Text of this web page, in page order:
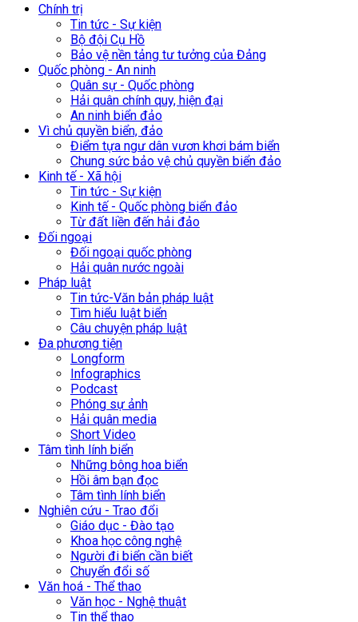
Chính trị
Tin tức - Sự kiện
Bộ đội Cụ Hồ
Bảo vệ nền tảng tư tưởng của Đảng
Quốc phòng - An ninh
Quân sự - Quốc phòng
Hải quân chính quy, hiện đại
An ninh biển đảo
Vì chủ quyền biển, đảo
Điểm tựa ngư dân vươn khơi bám biển
Chung sức bảo vệ chủ quyền biển đảo
Kinh tế - Xã hội
Tin tức - Sự kiện
Kinh tế - Quốc phòng biển đảo
Từ đất liền đến hải đảo
Đối ngoại
Đối ngoại quốc phòng
Hải quân nước ngoài
Pháp luật
Tin tức-Văn bản pháp luật
Tìm hiểu luật biển
Câu chuyện pháp luật
Đa phương tiện
Longform
Infographics
Podcast
Phóng sự ảnh
Hải quân media
Short Video
Tâm tình lính biển
Những bông hoa biển
Hồi âm bạn đọc
Tâm tình lính biển
Nghiên cứu - Trao đổi
Giáo dục - Đào tạo
Khoa học công nghệ
Người đi biển cần biết
Chuyển đổi số
Văn hoá - Thể thao
Văn học - Nghệ thuật
Tin thể thao